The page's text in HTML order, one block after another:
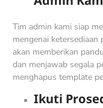
Tim admin kami siap
mengenai
akan memberikan
dan menjawab segala
menghapus template
Ikuti